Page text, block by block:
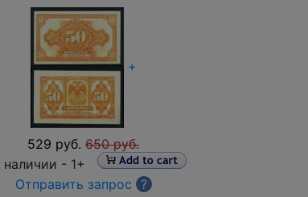
+
529 руб. 650 руб.
наличии - 1+
Отправить запрос
?